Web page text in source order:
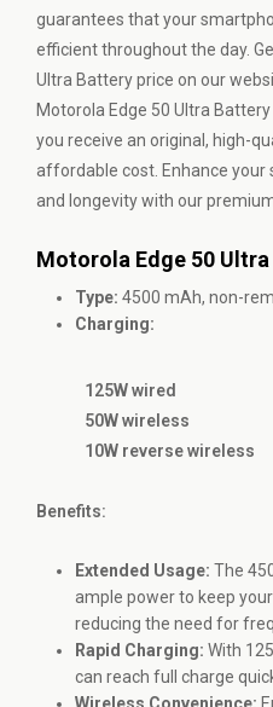
guarantees that your
efficient throughout the day.
Ultra Battery price on our
Motorola Edge 50 Ultra
you receive an original, high-
affordable cost. Enhance your
and longevity with our
Motorola Edge 50
Type: 4500 mAh, non-
Charging:
125W wired
50W wireless
10W reverse wireless
Benefits:
Extended Usage: The
ample power to keep
reducing the need for
Rapid Charging: With
can reach full charge
Wireless Convenience: